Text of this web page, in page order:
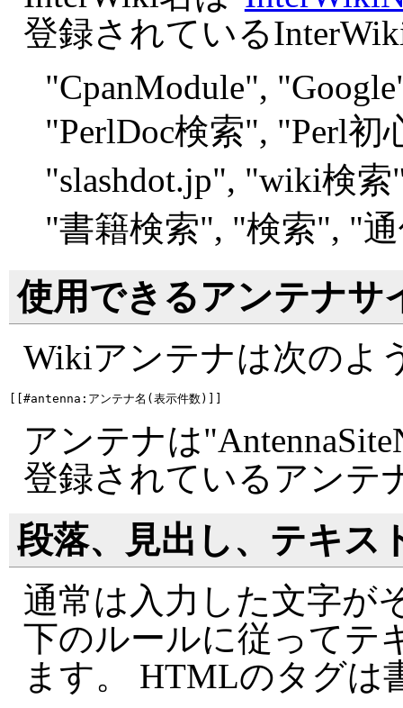
登録されている
"CpanModule", "
"PerlDoc検索", "Perl初
"slashdot.jp", "wiki検索
"書籍検索", "検索", "
使用できるアンテナサ
Wikiアンテナは次のよ
アンテナは
登録されているアンテ
段落、見出し、テキス
通常は入力した文字が
下のルールに従ってテ
ます。 HTMLのタグは